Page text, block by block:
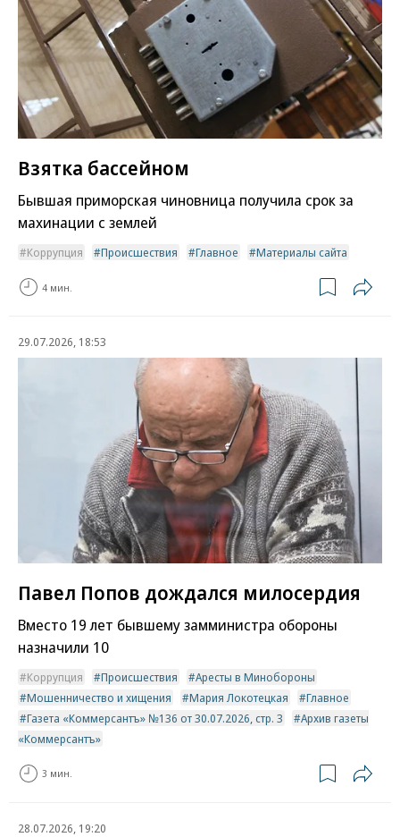
Взятка бассейном
Бывшая приморская чиновница получила срок за
махинации с землей
Коррупция Происшествия Главное Материалы сайта
4 мин.
29.07.2026, 18:53
Павел Попов дождался милосердия
Вместо 19 лет бывшему замминистра обороны
назначили 10
Коррупция Происшествия
Аресты в Минобороны
Мошенничество и хищения
Мария Локотецкая
Главное
Газета «Коммерсантъ» №136 от 30.07.2026, стр. 3
Архив газеты
«Коммерсантъ»
3 мин.
28.07.2026, 19:20